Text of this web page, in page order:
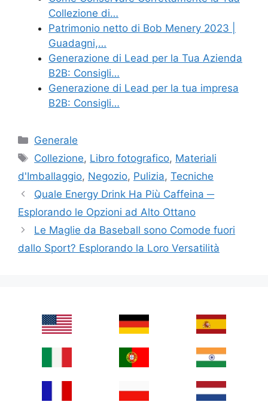
Collezione di…
Patrimonio netto di Bob Menery 2023 |
Guadagni,…
Generazione di Lead per la Tua Azienda
B2B: Consigli…
Generazione di Lead per la tua impresa
B2B: Consigli…
Categories
Generale
Tags
Collezione, Libro fotografico, Materiali
d'Imballaggio, Negozio, Pulizia, Tecniche
Quale Energy Drink Ha Più Caffeina ─
Esplorando le Opzioni ad Alto Ottano
Le Maglie da Baseball sono Comode fuori
dallo Sport? Esplorando la Loro Versatilità